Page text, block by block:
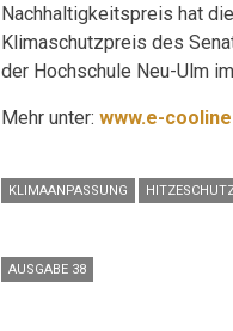
Nachhaltigkeitspreis hat
Klimaschutzpreis des
der Hochschule Neu-Ulm
Mehr unter: www.e-
KLIMAANPASSUNG
AUSGABE 38